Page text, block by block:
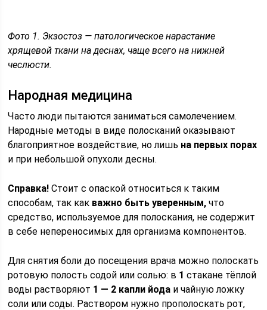
Фото 1. Экзостоз — патологическое нарастание
хрящевой ткани на деснах, чаще всего на нижней
чеслюсти.
Народная медицина
Часто люди пытаются заниматься самолечением.
Народные методы в виде полосканий оказывают
благоприятное воздействие, но лишь на первых порах
и при небольшой опухоли десны.
Справка! Стоит с опаской относиться к таким
способам, так как важно быть уверенным, что
средство, используемое для полоскания, не содержит
в себе непереносимых для организма компонентов.
Для снятия боли до посещения врача можно полоскать
ротовую полость содой или солью: в 1 стакане тёплой
воды растворяют 1 — 2 капли йода и чайную ложку
соли или соды. Раствором нужно прополоскать рот,